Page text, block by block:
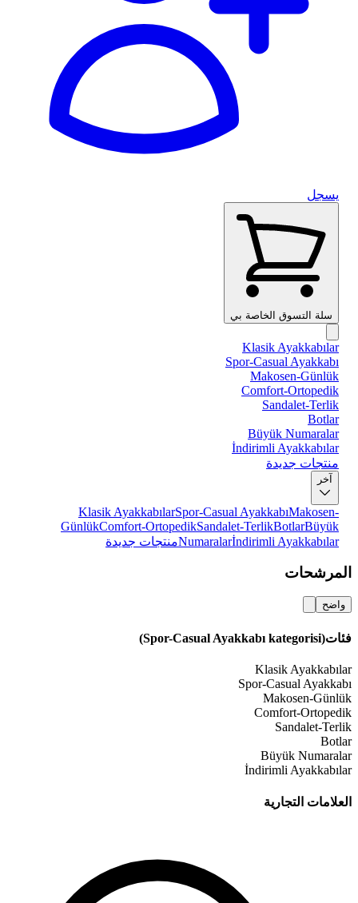
يسجل
سلة التسوق الخاصة بي
Klasik Ayakkabılar
Spor-Casual Ayakkabı
Makosen-Günlük
Comfort-Ortopedik
Sandalet-Terlik
Botlar
Büyük Numaralar
İndirimli Ayakkabılar
منتجات جديدة
آخر
Klasik AyakkabılarSpor-Casual AyakkabıMakosen-
GünlükComfort-OrtopedikSandalet-TerlikBotlarBüyük
Numaralarİndirimli Ayakkabılar منتجات جديدة
المرشحات
واضح
فئات(Spor-Casual Ayakkabı kategorisi)
Klasik Ayakkabılar
Spor-Casual Ayakkabı
Makosen-Günlük
Comfort-Ortopedik
Sandalet-Terlik
Botlar
Büyük Numaralar
İndirimli Ayakkabılar
العلامات التجارية